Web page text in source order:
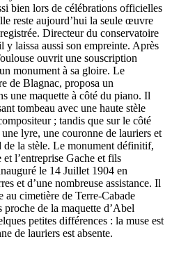
bien lors de célébrations officielles
reste aujourd’hui la seule œuvre
Directeur du conservatoire
y laissa aussi son empreinte. Après
ouvrit une souscription
monument à sa gloire. Le
de Blagnac, proposa un
une maquette à côté du piano. Il
tombeau avec une haute stèle
; tandis que sur le côté
lyre, une couronne de lauriers et
de la stèle. Le monument définitif,
l’entreprise Gache et fils
le 14 Juillet 1904 en
et d’une nombreuse assistance. Il
au cimetière de Terre-Cabade
de la maquette d’Abel
petites différences : la muse est
de lauriers est absente.